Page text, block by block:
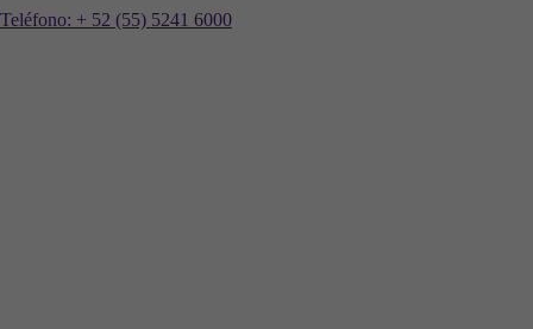
Teléfono: + 52 (55) 5241 6000